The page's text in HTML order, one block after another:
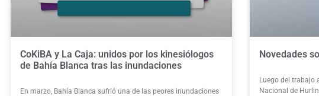
CoKiBA y La Caja: unidos por los kinesiólogos
de Bahía Blanca tras las inundaciones
En marzo, Bahía Blanca sufrió una de las peores inundaciones
Novedades
Luego del trabajo
Nacional de